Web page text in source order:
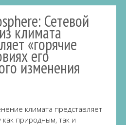
Сетевой
климата
«горячие
его
изменения
климата представляет
как природным, так и